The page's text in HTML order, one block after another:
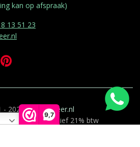
9,7
kan op afspraak)
13 51 23
- 2026Huisvolsfeer.nl
prijzen zijn inclusief 21% btw